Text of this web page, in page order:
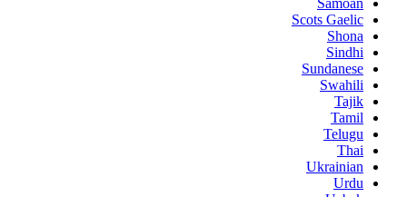
Samoan
Scots Gaelic
Shona
Sindhi
Sundanese
Swahili
Tajik
Tamil
Telugu
Thai
Ukrainian
Urdu